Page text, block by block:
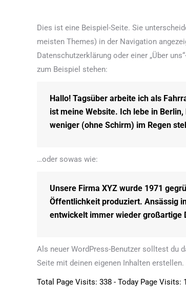
Dies ist eine Beispiel-Seite. Sie
meisten Themes) in der Navigation
Datenschutzerklärung oder einer „Über
zum Beispiel stehen:
Hallo! Tagsüber arbeite ich als
ist meine Website. Ich lebe in
weniger (ohne Schirm) im Regen
…oder sowas wie:
Unsere Firma XYZ wurde 1971
Öffentlichkeit produziert. Ansässig
entwickelt immer wieder großartige
Als neuer WordPress-Benutzer solltest du
Seite mit deinen eigenen Inhalten erstellen.
Total Page Visits: 338 - Today Page Visits: 1